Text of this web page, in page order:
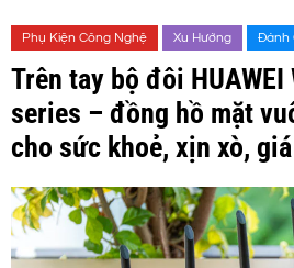
Phụ Kiện Công Nghệ Xu Hướng Đánh
Trên tay bộ đôi HUAWEI
series – đồng hồ mặt
cho sức khoẻ, xịn xò,